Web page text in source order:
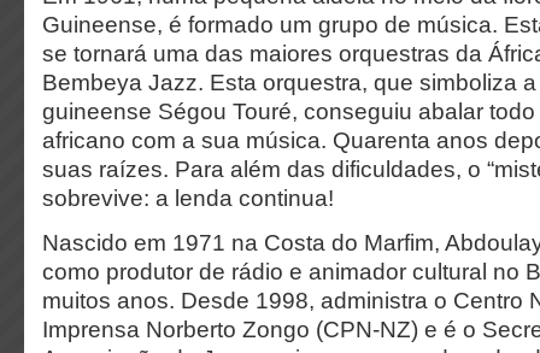
Guineense, é formado um grupo de música.
se tornará uma das maiores orquestras da
Bembeya Jazz. Esta orquestra, que simboliza
guineense Ségou Touré, conseguiu abalar
africano com a sua música. Quarenta anos
suas raízes. Para além das dificuldades, o
sobrevive: a lenda continua!
Nascido em 1971 na Costa do Marfim,
como produtor de rádio e animador cultural no
muitos anos. Desde 1998, administra o Centro
Imprensa Norberto Zongo (CPN-NZ) e é o